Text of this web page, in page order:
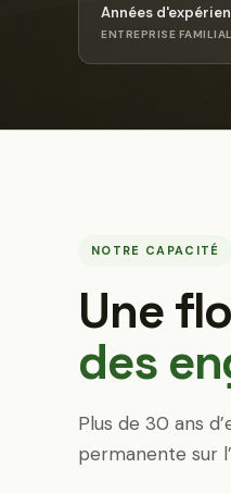
Années
ENTREPRISE
NOTRE CAPACITÉ
Une
des
Plus de 30 ans
permanente sur